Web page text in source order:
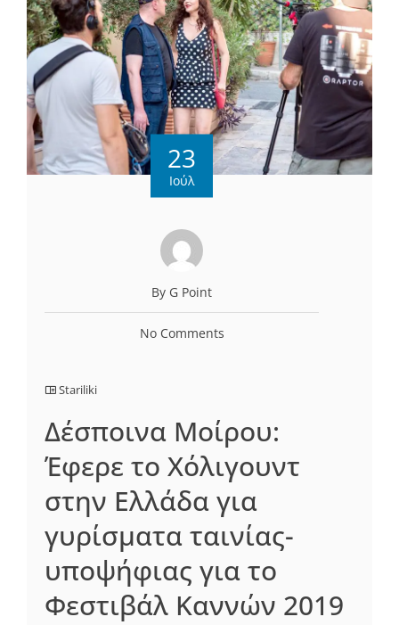
23
Ιούλ
By G Point
No Comments
Stariliki
Δέσποινα Μοίρου:
Έφερε το Χόλιγουντ
στην Ελλάδα για
γυρίσματα ταινίας-
υποψήφιας για το
Φεστιβάλ Καννών 2019